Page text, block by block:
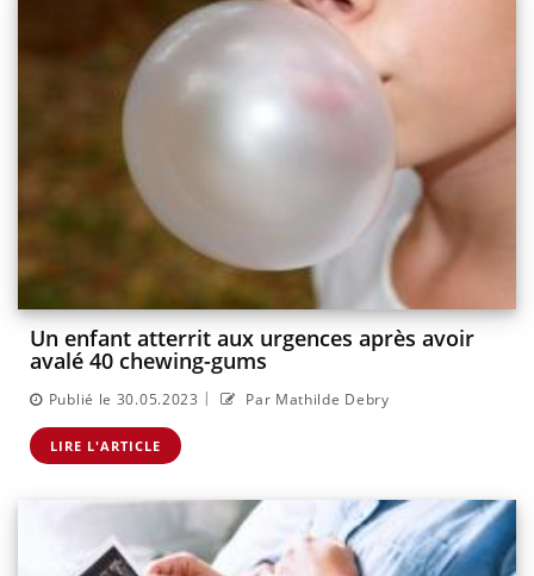
Un enfant atterrit aux urgences après avoir
avalé 40 chewing-gums
Publié le 30.05.2023 | Par Mathilde Debry
LIRE L'ARTICLE